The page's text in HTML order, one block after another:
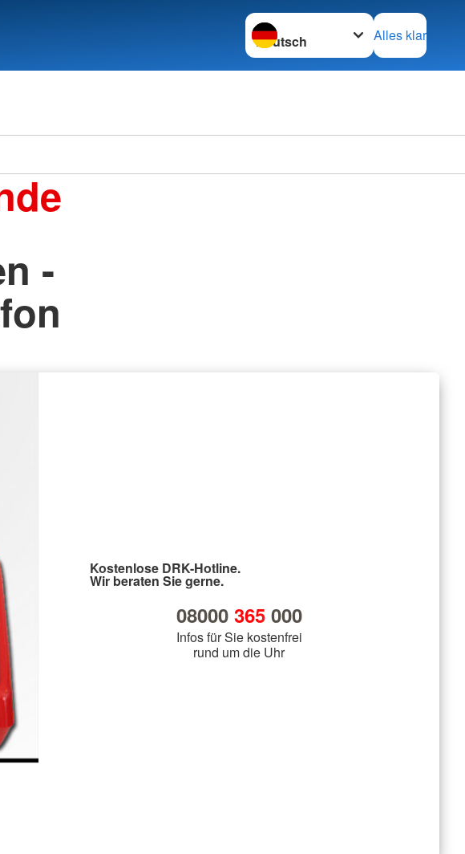
Sprache wechseln zu
Alles klar
-
Kostenlose DRK-Hotline.
Wir beraten Sie gerne.
08000 365000
Infos für Sie kostenfrei
rund um die Uhr